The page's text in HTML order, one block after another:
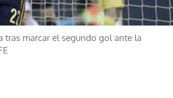
tras marcar el segundo gol ante la